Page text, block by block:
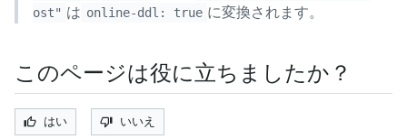
ost" は online-ddl: true に変換されます。
このページは役に立ちましたか？
はい いいえ